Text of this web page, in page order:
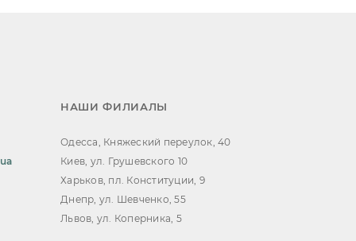
НАШИ ФИЛИАЛЫ
Одесса, Княжеский переулок, 40
Киев, ул. Грушевского 10
Харьков, пл. Конституции, 9
Днепр, ул. Шевченко, 55
Львов, ул. Коперника, 5